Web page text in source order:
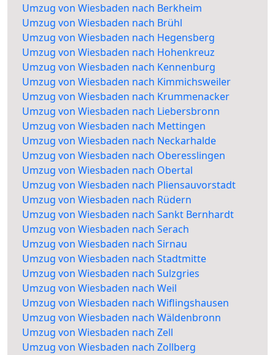
Umzug von Wiesbaden nach Berkheim
Umzug von Wiesbaden nach Brühl
Umzug von Wiesbaden nach Hegensberg
Umzug von Wiesbaden nach Hohenkreuz
Umzug von Wiesbaden nach Kennenburg
Umzug von Wiesbaden nach Kimmichsweiler
Umzug von Wiesbaden nach Krummenacker
Umzug von Wiesbaden nach Liebersbronn
Umzug von Wiesbaden nach Mettingen
Umzug von Wiesbaden nach Neckarhalde
Umzug von Wiesbaden nach Oberesslingen
Umzug von Wiesbaden nach Obertal
Umzug von Wiesbaden nach Pliensauvorstadt
Umzug von Wiesbaden nach Rüdern
Umzug von Wiesbaden nach Sankt Bernhardt
Umzug von Wiesbaden nach Serach
Umzug von Wiesbaden nach Sirnau
Umzug von Wiesbaden nach Stadtmitte
Umzug von Wiesbaden nach Sulzgries
Umzug von Wiesbaden nach Weil
Umzug von Wiesbaden nach Wiflingshausen
Umzug von Wiesbaden nach Wäldenbronn
Umzug von Wiesbaden nach Zell
Umzug von Wiesbaden nach Zollberg